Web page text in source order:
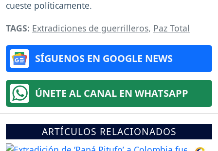
cueste políticamente.
TAGS: Extradiciones de guerrilleros, Paz Total
SÍGUENOS EN GOOGLE NEWS
ÚNETE AL CANAL EN WHATSAPP
ARTÍCULOS RELACIONADOS